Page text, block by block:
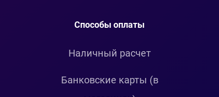
Способы оплаты
Наличный расчет
Банковские карты (в